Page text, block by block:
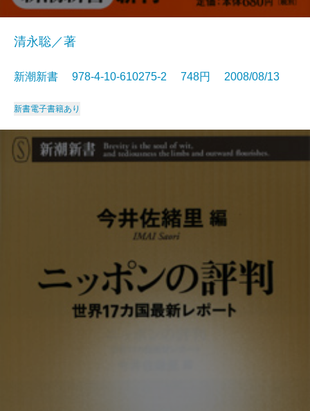
清永聡／著
新潮新書 978-4-10-610275-2 748円 2008/08/13
新書電子書籍あり